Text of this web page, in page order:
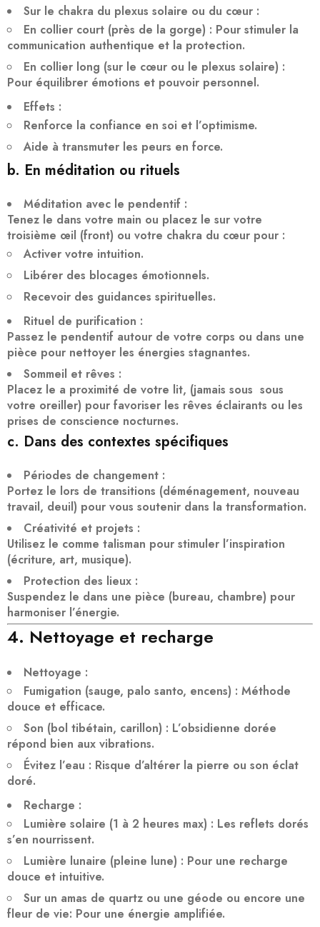
Sur le chakra du plexus solaire ou du cœur :
En collier court (près de la gorge) : Pour stimuler la
communication authentique et la protection.
En collier long (sur le cœur ou le plexus solaire) :
Pour équilibrer émotions et pouvoir personnel.
Effets :
Renforce la confiance en soi et l’optimisme.
Aide à transmuter les peurs en force.
b. En méditation ou rituels
Méditation avec le pendentif :
Tenez le dans votre main ou placez le sur votre
troisième œil (front) ou votre chakra du cœur pour :
Activer votre intuition.
Libérer des blocages émotionnels.
Recevoir des guidances spirituelles.
Rituel de purification :
Passez le pendentif autour de votre corps ou dans une
pièce pour nettoyer les énergies stagnantes.
Sommeil et rêves :
Placez le a proximité de votre lit, (jamais sous sous
votre oreiller) pour favoriser les rêves éclairants ou les
prises de conscience nocturnes.
c. Dans des contextes spécifiques
Périodes de changement :
Portez le lors de transitions (déménagement, nouveau
travail, deuil) pour vous soutenir dans la transformation.
Créativité et projets :
Utilisez le comme talisman pour stimuler l’inspiration
(écriture, art, musique).
Protection des lieux :
Suspendez le dans une pièce (bureau, chambre) pour
harmoniser l’énergie.
4. Nettoyage et recharge
Nettoyage :
Fumigation (sauge, palo santo, encens) : Méthode
douce et efficace.
Son (bol tibétain, carillon) : L’obsidienne dorée
répond bien aux vibrations.
Évitez l’eau : Risque d’altérer la pierre ou son éclat
doré.
Recharge :
Lumière solaire (1 à 2 heures max) : Les reflets dorés
s’en nourrissent.
Lumière lunaire (pleine lune) : Pour une recharge
douce et intuitive.
Sur un amas de quartz ou une géode ou encore une
fleur de vie: Pour une énergie amplifiée.